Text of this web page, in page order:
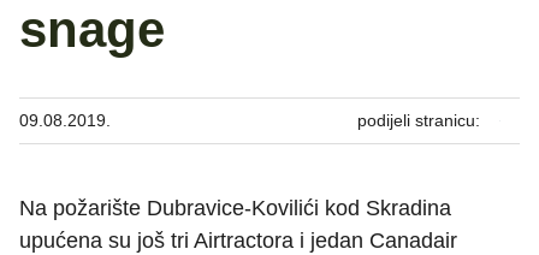
snage
09.08.2019. podijeli stranicu:
Na požarište Dubravice-Kovilići kod Skradina
upućena su još tri Airtractora i jedan Canadair